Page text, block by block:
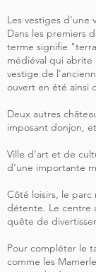
Les vestiges d'une
Dans les premiers
terme signifie
médiéval qui abrite
vestige de
ouvert en été ainsi
Deux autres
imposant donjon,
Ville d’art et de
d’une importante
Côté loisirs, le parc
détente. Le centre
quête de
Pour compléter le
comme les